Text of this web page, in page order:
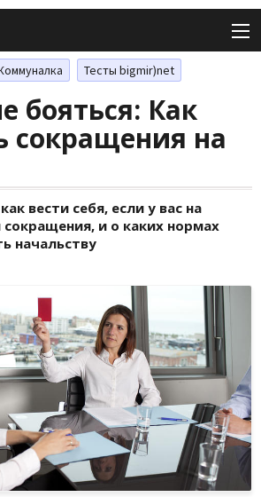
Тесты bigmir)net
бояться: Как
сокращения на
вести себя, если у вас на
сокращения, и о каких нормах
начальству